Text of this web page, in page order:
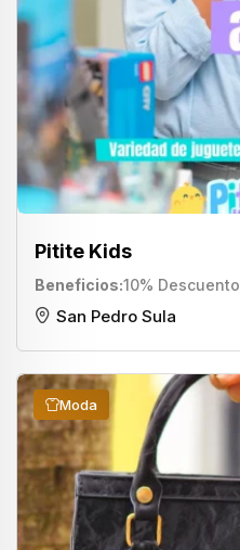
Pitite Kids
Beneficios 10% Descuento
San Pedro Sula
Moda